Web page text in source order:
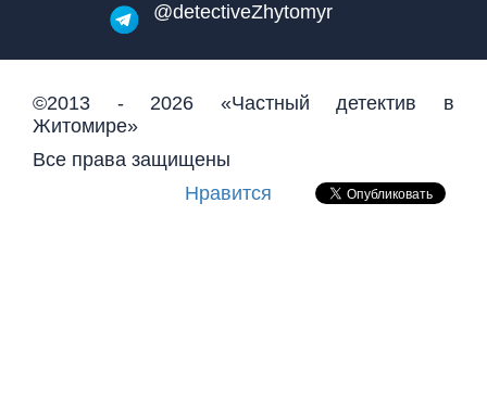
@detectiveZhytomyr
©2013 - 2026 «Частный детектив в
Житомире»
Все права защищены
Нравится